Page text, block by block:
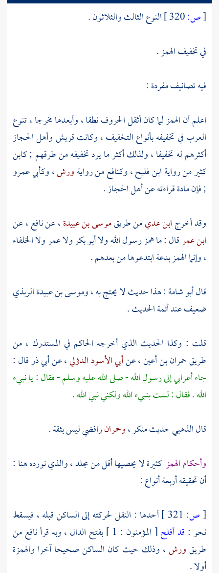
[ص:
النوع الثالث والثلاثون .
في تخفيف الهمز .
فيه تصانيف مفردة :
اعلم أن الهمز لما كان أثقل الحروف نطقا ، وأبعدها مخرجا ، تنوع
العرب في تخفيفه بأنواع التخفيف ، وكانتقريشوأهلالحجاز
أكثرهم له تخفيفا ، ولذلك أكثر ما يرد تخفيفه من طرقهم ;كابن
كثيرمن روايةابن فليح،وكنافعمن روايةورش،وكأبي عمرو
; فإن مادة قراءته عنأهلالحجاز.
وقد أخرجابن عديمن طريقموسى بن عبيدة، عننافع، عن
ابن عمرقال : ما همز رسول الله ولاأبو بكرولاعمرولا الخلفاء
، وإنما الهمز بدعة ابتدعوها من بعدهم .
قالأبو شامة: هذا حديث لا يحتج به ،وموسى بن عبيدة الربذي
ضعيف عند أئمة الحديث .
قلت : وكذا الحديث الذي أخرجه الحاكم في المستدرك ، من
طريقحمران بن أعين، عنأبي الأسود الدؤلي، عنأبي ذرقال :
جاء أعرابي إلى رسول الله - صلى الله عليه وسلم - فقال : يا نبيء
الله . فقال : لست بنبيء الله ولكني نبي الله.
قالالذهبيحديث منكر ،وحمرانرافضي ليس بثقة .
وأحكام الهمز كثيرة لا يحصيها أقل من مجلد ، والذي نورده هنا :
أن تحقيقه أربعة أنواع :
[ص:
أحدها : النقل لحركته إلى الساكن قبله ، فيسقط
نحو : قد أفلح
[ المؤمنون : 1 ] بفتح الدال ، وبه قرأ نافع من
طريقورش، وذلك حيث كان الساكن صحيحا آخرا والهمزة
أولا .